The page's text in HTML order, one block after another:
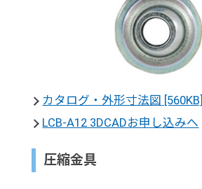
カタログ・外形寸法図 [560KB]
LCB-A12 3DCADお申し込みへ
圧縮金具